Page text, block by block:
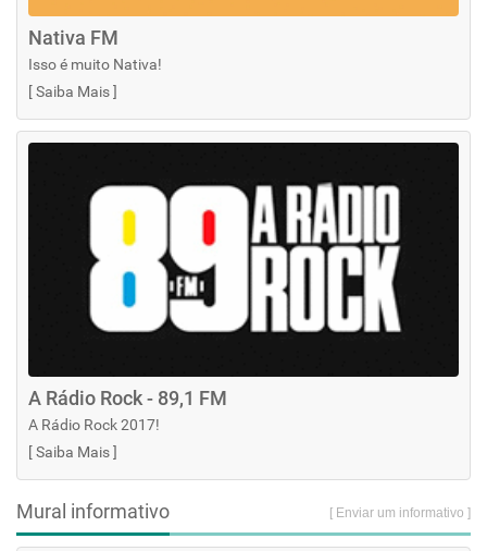
Nativa FM
Isso é muito Nativa!
[Saiba Mais]
A Rádio Rock - 89,1 FM
A Rádio Rock 2017!
[Saiba Mais]
Mural informativo [ Enviar um informativo ]